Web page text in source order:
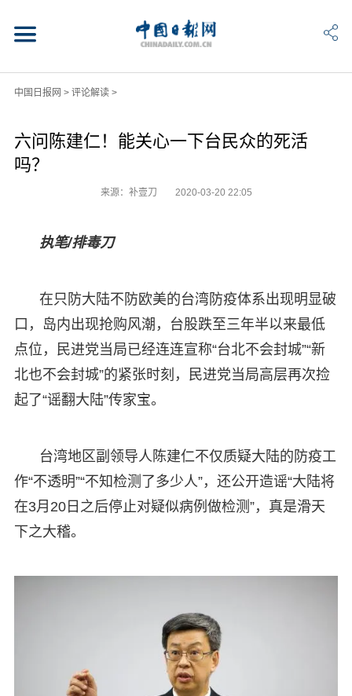
中国日报网 > 评论解读>
六问陈建仁！能关心一下台民众的死活
吗？
来源：补壹刀 2020-03-20 22:05
执笔/排毒刀
在只防大陆不防欧美的台湾防疫体系出现明显破
口，岛内出现抢购风潮，台股跌至三年半以来最低
点位，民进党当局已经连连宣称“台北不会封城”“新
北也不会封城”的紧张时刻，民进党当局高层再次捡
起了“谣翻大陆”传家宝。
台湾地区副领导人陈建仁不仅质疑大陆的防疫工
作“不透明”“不知检测了多少人”，还公开造谣“大陆将
在3月20日之后停止对疑似病例做检测”，真是滑天
下之大稽。